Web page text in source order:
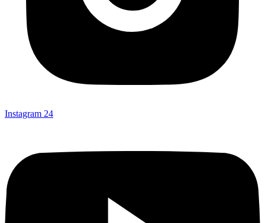
Instagram 24